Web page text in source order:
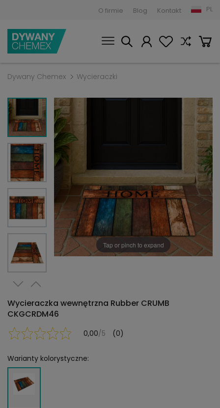
O firmie Blog Kontakt PL
Dywany Chemex Wycieraczki
Tap or pinch to expand
Wycieraczka wewnętrzna Rubber CRUMB
CKGCRDM46
0,00/5 (0)
Warianty kolorystyczne: